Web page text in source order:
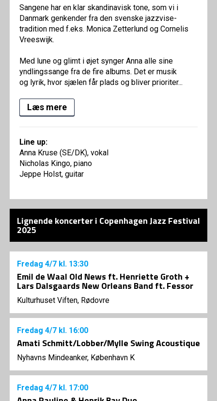
Sangene har en klar skandinavisk tone, som vi i
Danmark genkender fra den svenske jazzvise-
tradition med f.eks. Monica Zetterlund og Cornelis
Vreeswijk.
Med lune og glimt i øjet synger Anna alle sine
yndlingssange fra de fire albums. Det er musik
og lyrik, hvor sjælen får plads og bliver prioriter...
Læs mere
Line up:
Anna Kruse (SE/DK), vokal
Nicholas Kingo, piano
Jeppe Holst, guitar
Lignende koncerter i Copenhagen Jazz Festival
2025
Fredag 4/7 kl. 13:30
Emil de Waal Old News ft. Henriette Groth +
Lars Dalsgaards New Orleans Band ft. Fessor
Kulturhuset Viften, Rødovre
Fredag 4/7 kl. 16:00
Amati Schmitt/Lobber/Mylle Swing Acoustique
Nyhavns Mindeanker, København K
Fredag 4/7 kl. 17:00